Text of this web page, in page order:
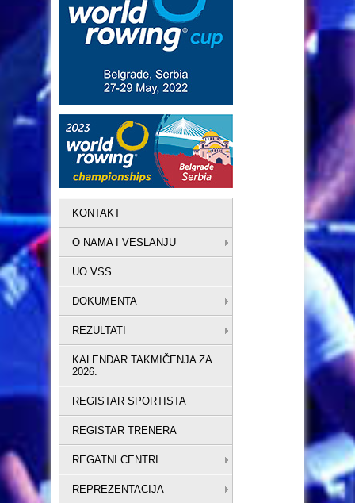
KONTAKT
O NAMA I VESLANJU
UO VSS
DOKUMENTA
REZULTATI
KALENDAR TAKMIČENJA ZA
2026.
REGISTAR SPORTISTA
REGISTAR TRENERA
REGATNI CENTRI
REPREZENTACIJA